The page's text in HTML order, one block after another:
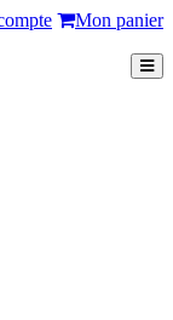
Mon panier